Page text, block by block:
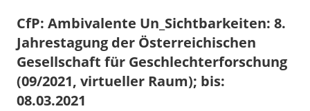
CfP: Ambivalente Un_Sichtbarkeiten: 8.
Jahrestagung der Österreichischen
Gesellschaft für Geschlechterforschung
(09/2021, virtueller Raum); bis:
08.03.2021